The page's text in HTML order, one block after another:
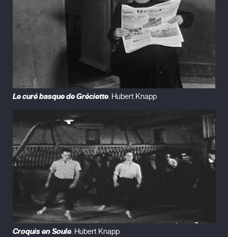
Le curé basque de Gréciette. Hubert Knapp
Croquis en Soule. Hubert Knapp